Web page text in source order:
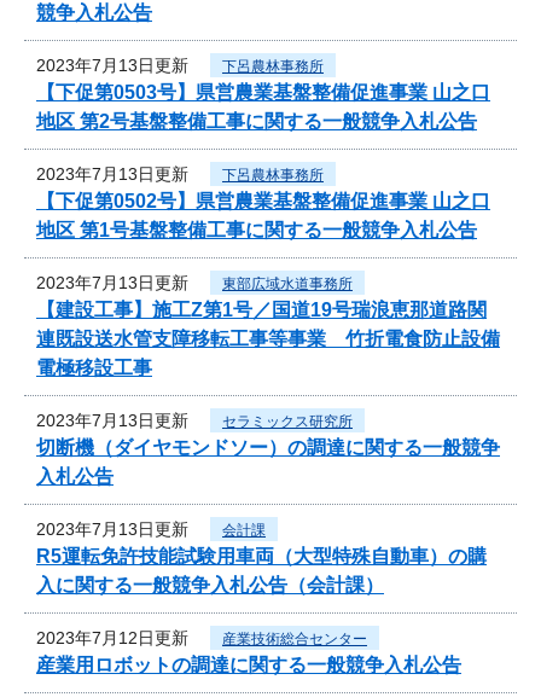
競争入札公告
2023年7月13日更新 下呂農林事務所
【下促第0503号】県営農業基盤整備促進事業 山之口
地区 第2号基盤整備工事に関する一般競争入札公告
2023年7月13日更新 下呂農林事務所
【下促第0502号】県営農業基盤整備促進事業 山之口
地区 第1号基盤整備工事に関する一般競争入札公告
2023年7月13日更新 東部広域水道事務所
【建設工事】施工Z第1号／国道19号瑞浪恵那道路関
連既設送水管支障移転工事等事業 竹折電食防止設備
電極移設工事
2023年7月13日更新 セラミックス研究所
切断機（ダイヤモンドソー）の調達に関する一般競争
入札公告
2023年7月13日更新 会計課
R5運転免許技能試験用車両（大型特殊自動車）の購
入に関する一般競争入札公告（会計課）
2023年7月12日更新 産業技術総合センター
産業用ロボットの調達に関する一般競争入札公告